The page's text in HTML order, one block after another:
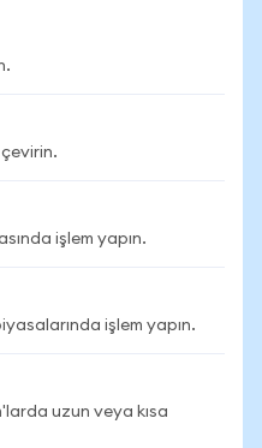
işlem yapın.
işlem yapın.
uzun veya kısa